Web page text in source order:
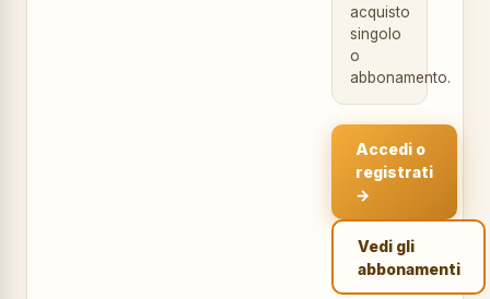
acquisto
singolo
o
abbonamento.
Accedi o
registrati
→
Vedi gli
abbonamenti